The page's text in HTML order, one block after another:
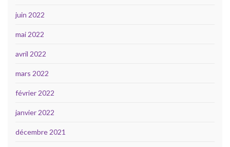
juin 2022
mai 2022
avril 2022
mars 2022
février 2022
janvier 2022
décembre 2021